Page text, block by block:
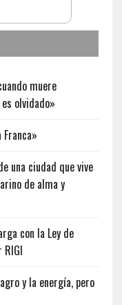
muere
olvidado»
una ciudad que vive
de alma y
con la Ley de
y la energía, pero